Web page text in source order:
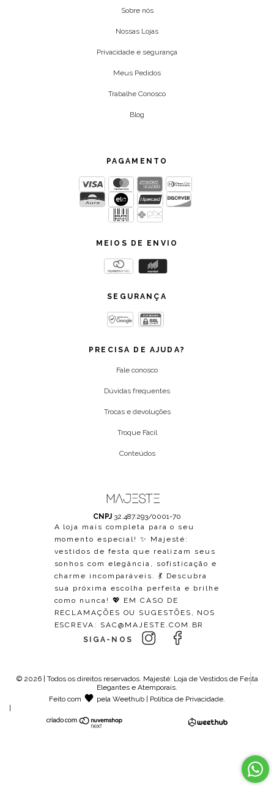
Sobre nós
Nossas Lojas
Privacidade e segurança
Meus Pedidos
Trabalhe Conosco
Blog
PAGAMENTO
MEIOS DE ENVIO
SEGURANÇA
PRECISA DE AJUDA?
Fale conosco
Dúvidas frequentes
Trocas e devoluções
Troque Fácil
Conteúdos
CNPJ 32.487.293/0001-70
A loja mais completa para o seu
momento especial! ✨ Majesté:
vestidos de festa que realizam seus
sonhos com elegância, sofisticação e
charme incomparáveis. 💃 Descubra
sua próxima escolha perfeita e brilhe
como nunca! 💖 EM CASO DE
RECLAMAÇÕES OU SUGESTÕES, NOS
ESCREVA: SAC@MAJESTE.COM.BR
SIGA-NOS
© 2026 | Todos os direitos reservados. Majesté: Loja de Vestidos de Festa
Elegantes e Atemporais.
Feito com
pelaWeethub Política de Privacidade.